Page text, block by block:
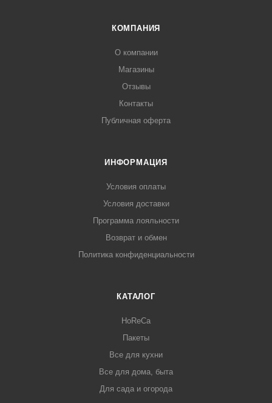
КОМПАНИЯ
О компании
Магазины
Отзывы
Контакты
Публичная оферта
ИНФОРМАЦИЯ
Условия оплаты
Условия доставки
Программа лояльности
Возврат и обмен
Политика конфиденциальности
КАТАЛОГ
HoReCa
Пакеты
Все для кухни
Все для дома, быта
Для сада и огорода